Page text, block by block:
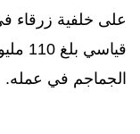
الجماجم في عمله.